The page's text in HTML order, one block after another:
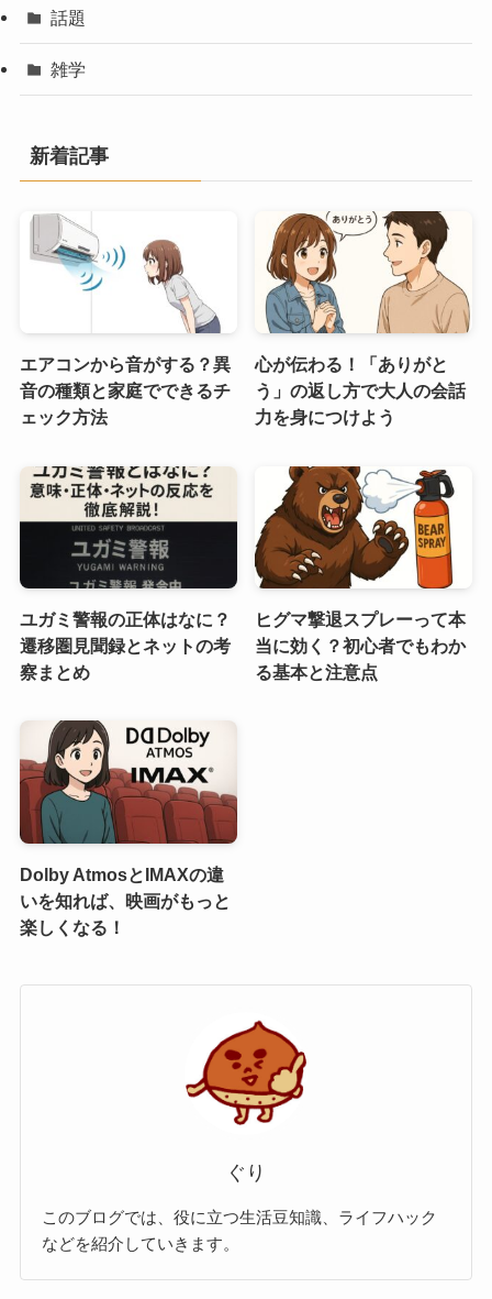
話題
雑学
新着記事
エアコンから音がする？異
音の種類と家庭でできるチ
ェック方法
心が伝わる！「ありがと
う」の返し方で大人の会話
力を身につけよう
ユガミ警報の正体はなに？
遷移圏見聞録とネットの考
察まとめ
ヒグマ撃退スプレーって本
当に効く？初心者でもわか
る基本と注意点
Dolby AtmosとIMAXの違
いを知れば、映画がもっと
楽しくなる！
ぐり
このブログでは、役に立つ生活豆知識、ライフハック
などを紹介していきます。